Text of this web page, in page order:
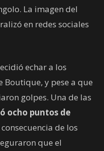
La imagen del
en redes sociales
echar a los
Boutique, y pese a que
golpes. Una de las
ocho puntos de
de los
que el